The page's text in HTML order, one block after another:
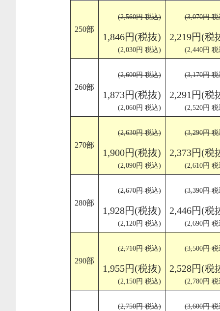
250部
(2,560円 税込)
1,846円(税抜)
(2,030円 税込)
(3,070円
2,219円(税
(2,440円
260部
(2,600円 税込)
1,873円(税抜)
(2,060円 税込)
(3,170円
2,291円(税
(2,520円
270部
(2,630円 税込)
1,900円(税抜)
(2,090円 税込)
(3,290円
2,373円(税
(2,610円
280部
(2,670円 税込)
1,928円(税抜)
(2,120円 税込)
(3,390円
2,446円(税
(2,690円
290部
(2,710円 税込)
1,955円(税抜)
(2,150円 税込)
(3,500円
2,528円(税
(2,780円
(2,750円 税込) (3,600円